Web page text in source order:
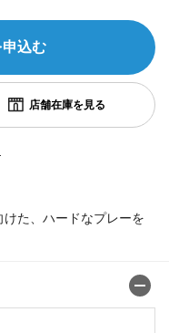
申込む
た、ハードなプレーを